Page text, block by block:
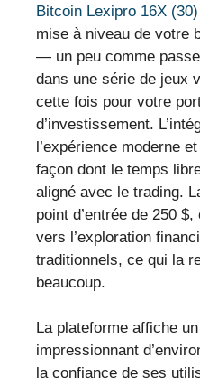
Bitcoin Lexipro 16X (30)
mise à niveau de votre
— un peu comme
dans une série de jeux
cette fois pour votre
d’investissement.
l’expérience moderne
façon dont le temps
aligné avec le trading.
point d’entrée de 250
vers l’exploration
traditionnels, ce qui la
beaucoup.
La plateforme affiche
impressionnant
la confiance de ses